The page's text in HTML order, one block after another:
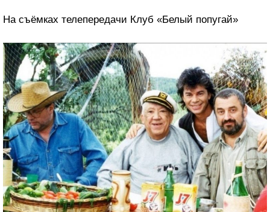
На съёмках телепередачи Клуб «Белый попугай»